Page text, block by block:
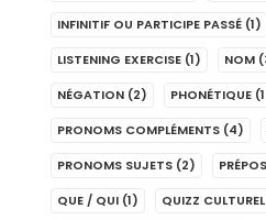
INFINITIF OU PARTICIPE PASSÉ (1)
LISTENING EXERCISE (1) NOM
NÉGATION (2) PHONÉTIQUE
PRONOMS COMPLÉMENTS (4)
PRONOMS SUJETS (2)
QUE / QUI (1) QUIZZ CULTUREL